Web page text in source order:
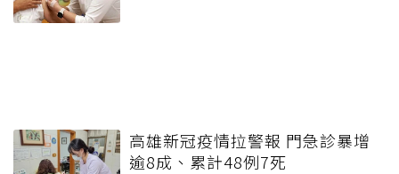
高雄新冠疫情拉警報 門急診暴增
逾8成、累計48例7死